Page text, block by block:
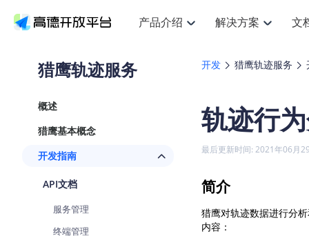
产品介绍
产品介绍
查看全部文档
搜索定位
位置、周边、行政区、ID等查询接口
JS Android iOS
基于LBS的定位服务
地理/逆地理编码
位置名称与经纬度之间转换服务
导航
轻松
猎
解决方案
解决方案 提供LBS领域的Agent解决方案
提供智能守护与运动出行解决方案
智能眼镜实时导航及智慧出行解决方案
面向开发者提供全球范围内LBS服务
NEW
文
文档与支持
服务支持
查看全部文档
Web高级服务API
JS
数据可视化
定价
产品定价
产品定价 产品
企业智图
Android定位
Android定
JS API提供
商业授权相
猎鹰轨迹服务
概述
猎鹰基本概念
开发指南
API文档
服务管理
终端管理
开发 猎鹰轨迹服务
轨迹行
最后更新时间: 2021年06月
简介
猎鹰对轨迹数据进行分
内容：